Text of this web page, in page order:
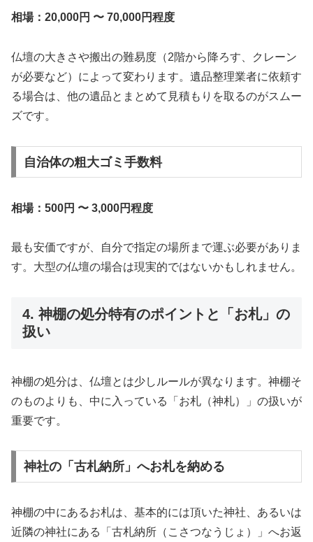
相場：20,000円 〜 70,000円程度
仏壇の大きさや搬出の難易度（2階から降ろす、クレーン
が必要など）によって変わります。遺品整理業者に依頼す
る場合は、他の遺品とまとめて見積もりを取るのがスムー
ズです。
自治体の粗大ゴミ手数料
相場：500円 〜 3,000円程度
最も安価ですが、自分で指定の場所まで運ぶ必要がありま
す。大型の仏壇の場合は現実的ではないかもしれません。
4. 神棚の処分特有のポイントと「お札」の
扱い
神棚の処分は、仏壇とは少しルールが異なります。神棚そ
のものよりも、中に入っている「お札（神札）」の扱いが
重要です。
神社の「古札納所」へお札を納める
神棚の中にあるお札は、基本的には頂いた神社、あるいは
近隣の神社にある「古札納所（こさつなうじょ）」へお返